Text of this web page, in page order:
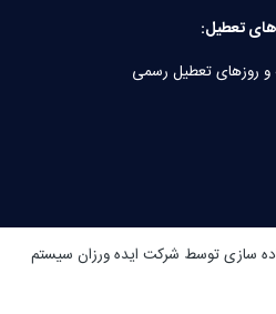
تعطیل:
و روزهای تعطیل رسمی
شرکت ایده ورزان سیستم